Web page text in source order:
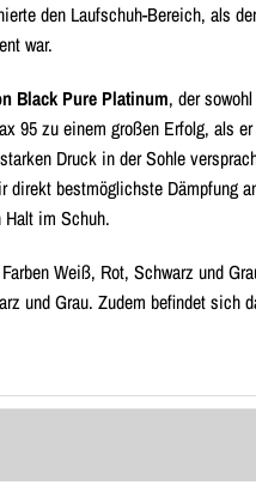
den Laufschuh-Bereich, als
war.
Black Pure Platinum, der
95 zu einem großen Erfolg, als
Druck in der Sohle
direkt bestmöglichste Dämpfung
Halt im Schuh.
Weiß, Rot, Schwarz und
und Grau. Zudem befindet sich